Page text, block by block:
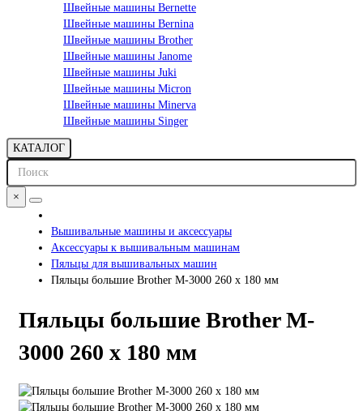
Швейные машины Bernette
Швейные машины Bernina
Швейные машины Brother
Швейные машины Janome
Швейные машины Juki
Швейные машины Micron
Швейные машины Minerva
Швейные машины Singer
КАТАЛОГ
×
Вышивальные машины и аксессуары
Аксессуары к вышивальным машинам
Пяльцы для вышивальных машин
Пяльцы большие Brother M-3000 260 x 180 мм
Пяльцы большие Brother M-
3000 260 x 180 мм